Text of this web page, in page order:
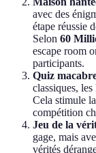
avec des
étape réussie
Selon 60
escape room
participants.
Quiz
classiques,
Cela stimule
compétition
Jeu de la
gage, mais
vérités